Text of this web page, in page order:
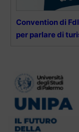
Convention di
per parlare di